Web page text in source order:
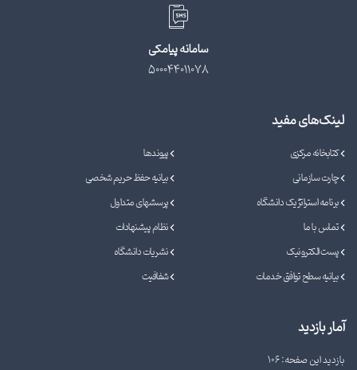
سامانه پیامکی
500044011078
لینک‌های مفید
کتابخانه مرکزی
پیوندها
چارت سازمانی
بیانیه حفظ حریم شخصی
برنامه استراتژیک دانشگاه
پرسشهای متداول
تماس با ما
نظام پیشنهادات
پست الکترونیک
نشریات دانشگاه
بیانیه سطح توافق خدمات
شفافیت
آمار بازدید
بازدید این صفحه: 106